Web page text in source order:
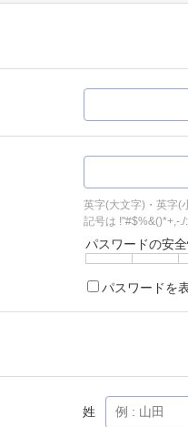
英字(大文字)・英字(
記号は !"#$%&()*+,-./
パスワードの安
パスワードを
姓